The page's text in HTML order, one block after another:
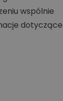
wspólnie
dotyczące